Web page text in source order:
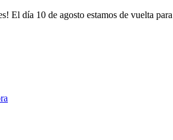
El día 10 de agosto estamos de vuelta